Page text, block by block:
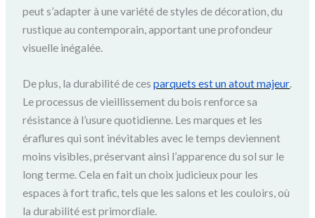
peut s’adapter à une variété de styles de décoration, du
rustique au contemporain, apportant une profondeur
visuelle inégalée.
De plus, la durabilité de cesparquets est un atout majeur.
Le processus de vieillissement du bois renforce sa
résistance à l’usure quotidienne. Les marques et les
éraflures qui sont inévitables avec le temps deviennent
moins visibles, préservant ainsi l’apparence du sol sur le
long terme. Cela en fait un choix judicieux pour les
espaces à fort trafic, tels que les salons et les couloirs, où
la durabilité est primordiale.